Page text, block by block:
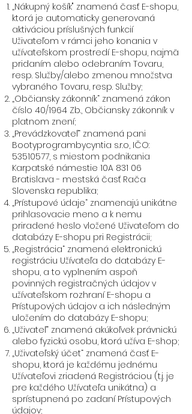
„Nákupný košík" znamená časť E-shopu,
ktorá je automaticky generovaná
aktiváciou príslušných funkcií
Uživateľom v rámci jeho konania v
užívateľskom prostredí E-shopu, najmä
pridaním alebo odebraním Tovaru,
resp. Služby/alebo zmenou množstva
vybraného Tovaru, resp. Služby;
„Občiansky zákonník“ znamená zákon
číslo 40/1964 Zb., Občiansky zákonník v
platnom znení;
„Prevádzkovateľ“ znamená pani
Bootyprogrambycyntia s.r.o, IČO:
53510577, s miestom podnikania
Karpatské námestie 10A 831 06
Bratislava - mestská časť Rača
Slovenska republika;
„Prístupové údaje“ znamenajú unikátne
prihlasovacie meno a k nemu
priradené heslo vložené Uživateľom do
databázy E-shopu pri Registrácii;
„Registrácia“ znamená elektronickú
registráciu Užívateľa do databázy E-
shopu, a to vyplnením aspoň
povinných registračných údajov v
užívateľskom rozhraní E-shopu a
Prístupových údajov a ich následným
uložením do databázy E-shopu;
„Uživateľ“ znamená akúkoľvek právnickú
alebo fyzickú osobu, ktorá užíva E-shop;
„Uživateľský účet“ znamená časť E-
shopu, ktorá je každému jednému
Užívateľovi zriadená Registráciou (t.j. je
pre každého Užívateľa unikátna) a
sprístupnená po zadaní Prístupových
údajov;